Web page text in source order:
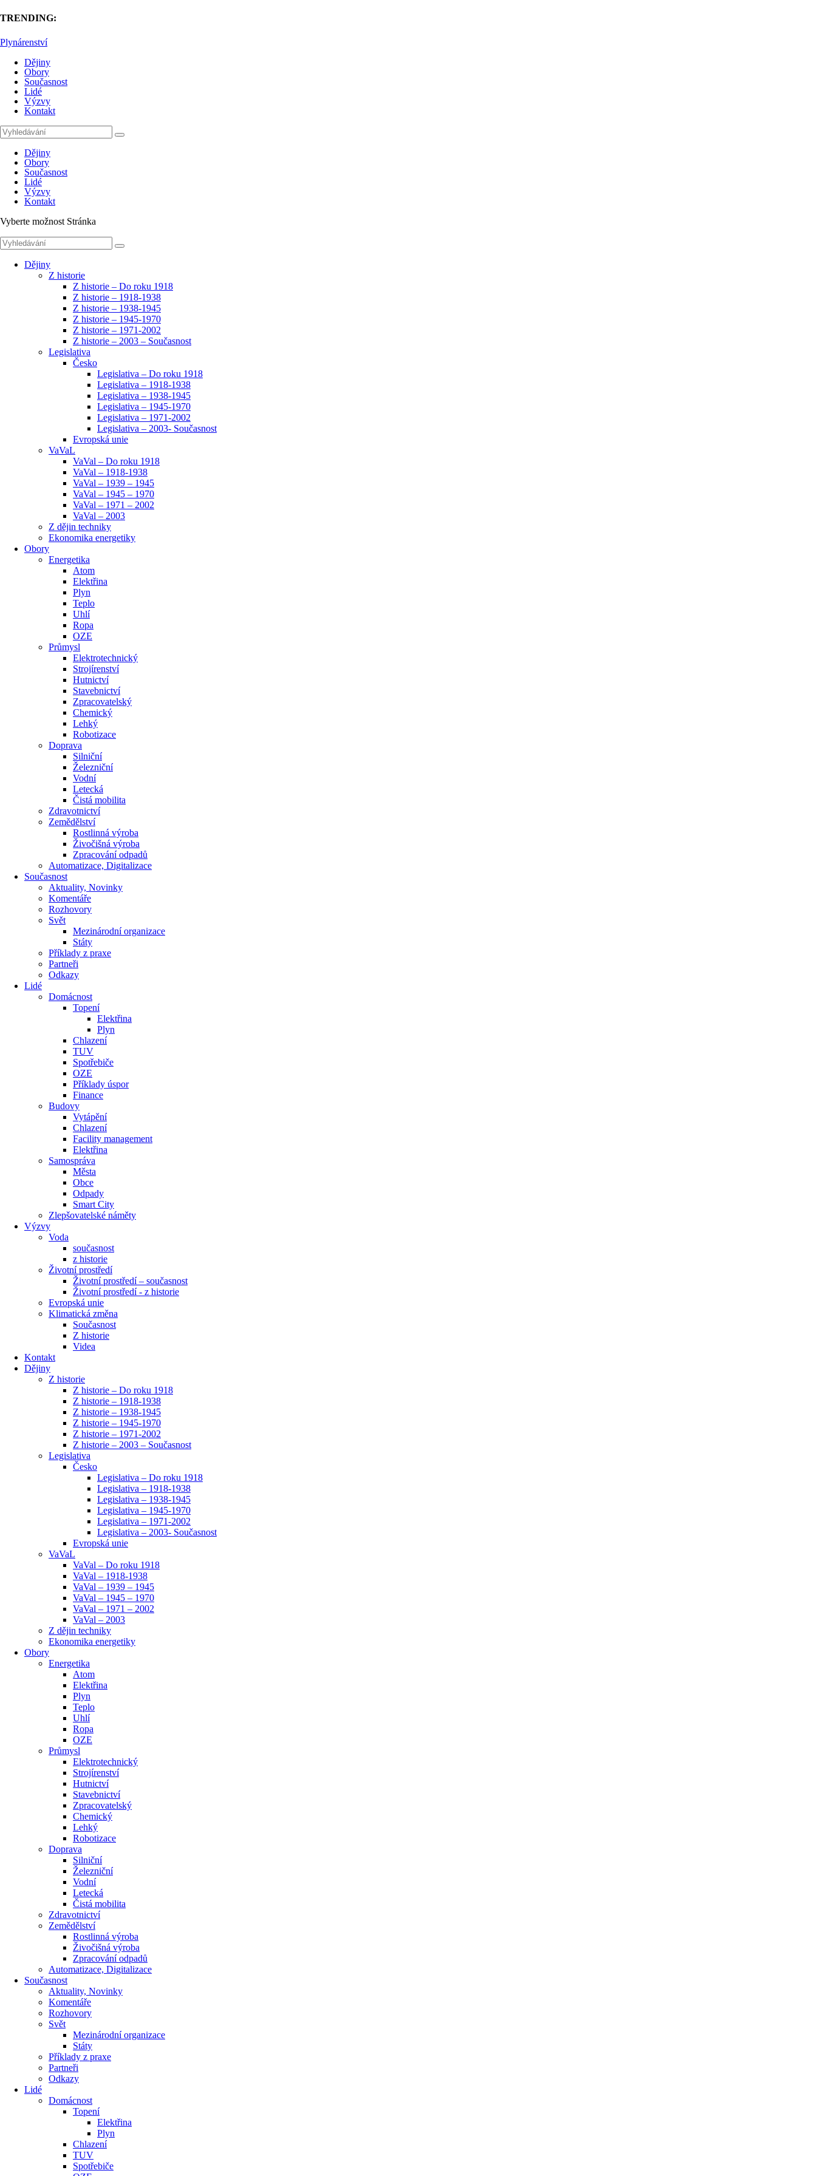
TRENDING:
Plynárenství
Dějiny
Obory
Současnost
Lidé
Výzvy
Kontakt
Dějiny
Obory
Současnost
Lidé
Výzvy
Kontakt
Vyberte možnost Stránka
Dějiny
Z historie
Z historie – Do roku 1918
Z historie – 1918-1938
Z historie – 1938-1945
Z historie – 1945-1970
Z historie – 1971-2002
Z historie – 2003 – Současnost
Legislativa
Česko
Legislativa – Do roku 1918
Legislativa – 1918-1938
Legislativa – 1938-1945
Legislativa – 1945-1970
Legislativa – 1971-2002
Legislativa – 2003- Současnost
Evropská unie
VaVaL
VaVal – Do roku 1918
VaVal – 1918-1938
VaVal – 1939 – 1945
VaVal – 1945 – 1970
VaVal – 1971 – 2002
VaVal – 2003
Z dějin techniky
Ekonomika energetiky
Obory
Energetika
Atom
Elektřina
Plyn
Teplo
Uhlí
Ropa
OZE
Průmysl
Elektrotechnický
Strojírenství
Hutnictví
Stavebnictví
Zpracovatelský
Chemický
Lehký
Robotizace
Doprava
Silniční
Železniční
Vodní
Letecká
Čistá mobilita
Zdravotnictví
Zemědělství
Rostlinná výroba
Živočišná výroba
Zpracování odpadů
Automatizace, Digitalizace
Současnost
Aktuality, Novinky
Komentáře
Rozhovory
Svět
Mezinárodní organizace
Státy
Příklady z praxe
Partneři
Odkazy
Lidé
Domácnost
Topení
Elektřina
Plyn
Chlazení
TUV
Spotřebiče
OZE
Příklady úspor
Finance
Budovy
Vytápění
Chlazení
Facility management
Elektřina
Samospráva
Města
Obce
Odpady
Smart City
Zlepšovatelské náměty
Výzvy
Voda
současnost
z historie
Životní prostředí
Životní prostředí – současnost
Životní prostředí ​- z historie
Evropská unie
Klimatická změna
Současnost
Z historie
Videa
Kontakt
Dějiny
Z historie
Z historie – Do roku 1918
Z historie – 1918-1938
Z historie – 1938-1945
Z historie – 1945-1970
Z historie – 1971-2002
Z historie – 2003 – Současnost
Legislativa
Česko
Legislativa – Do roku 1918
Legislativa – 1918-1938
Legislativa – 1938-1945
Legislativa – 1945-1970
Legislativa – 1971-2002
Legislativa – 2003- Současnost
Evropská unie
VaVaL
VaVal – Do roku 1918
VaVal – 1918-1938
VaVal – 1939 – 1945
VaVal – 1945 – 1970
VaVal – 1971 – 2002
VaVal – 2003
Z dějin techniky
Ekonomika energetiky
Obory
Energetika
Atom
Elektřina
Plyn
Teplo
Uhlí
Ropa
OZE
Průmysl
Elektrotechnický
Strojírenství
Hutnictví
Stavebnictví
Zpracovatelský
Chemický
Lehký
Robotizace
Doprava
Silniční
Železniční
Vodní
Letecká
Čistá mobilita
Zdravotnictví
Zemědělství
Rostlinná výroba
Živočišná výroba
Zpracování odpadů
Automatizace, Digitalizace
Současnost
Aktuality, Novinky
Komentáře
Rozhovory
Svět
Mezinárodní organizace
Státy
Příklady z praxe
Partneři
Odkazy
Lidé
Domácnost
Topení
Elektřina
Plyn
Chlazení
TUV
Spotřebiče